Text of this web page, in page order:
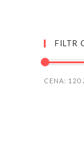
FILTR
Cena
Cena
CENA: 120